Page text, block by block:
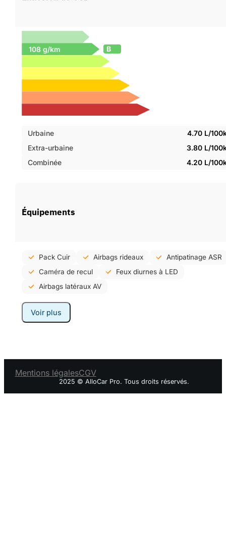
B
Urbaine
4.70 L/
Extra-urbaine
3.80 L/
Combinée
4.20 L/
Équipements
Pack Cuir Airbags rideaux
Antipatinage ASR
Caméra de recul
Feux diurnes à LED
Airbags latéraux AV
Voir plus
Mentions légalesCGV
2025 © AlloCar Pro. Tous droits réservés.